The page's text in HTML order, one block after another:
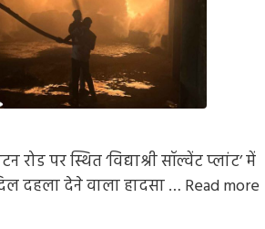
पर स्थित ‘विद्याश्री सॉल्वेंट प्लांट’ में
दहला देने वाला हादसा … Read more